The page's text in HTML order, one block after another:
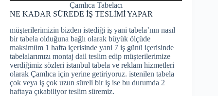
Çamlıca Tabelacı
NE KADAR SÜREDE İŞ TESLİMİ YAPAR
müşterilerimizin bizden istediği iş yani tabela’nın nasıl
bir tabela olduğuna bağlı olarak büyük ölçüde
maksimüm 1 hafta içerisinde yani 7 iş günü içerisinde
tabelalarımızı montaj dail teslim edip müşterilerimize
verdiğimiz sözleri istanbul tabela ve reklam hizmetleri
olarak Çamlıca için yerine getiriyoruz. istenilen tabela
çok veya iş çok uzun süreli bir iş ise bu durumda 2
haftaya çıkabiliyor teslim süremiz.